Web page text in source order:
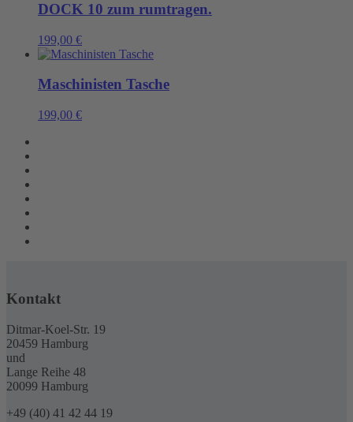
DOCK 10 zum rumtragen.
199,00 €
Maschinisten Tasche
199,00 €
Kontakt
Ditmar-Koel-Str. 19
20459 Hamburg
und
Lange Reihe 48
20099 Hamburg
+49 (40) 41 42 44 19